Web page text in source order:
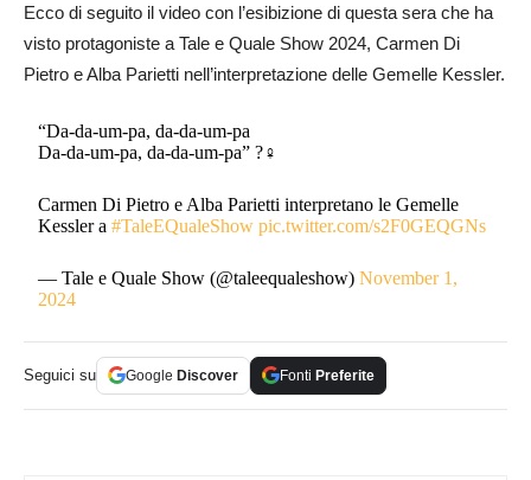
Ecco di seguito il video con l’esibizione di questa sera che ha
visto protagoniste a Tale e Quale Show 2024, Carmen Di
Pietro e Alba Parietti nell’interpretazione delle Gemelle Kessler.
“Da-da-um-pa, da-da-um-pa
Da-da-um-pa, da-da-um-pa” ?‍♀️
Carmen Di Pietro e Alba Parietti interpretano le Gemelle
Kessler a#TaleEQualeShow pic.twitter.com/s2F0GEQGNs
— Tale e Quale Show (@taleequaleshow)November 1,
2024
Seguici su Google Discover Fonti Preferite